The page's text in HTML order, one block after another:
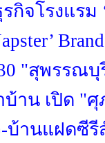
จโรงแรม
"สุพรรณบุ
าน เปิด "
านแฝดซีรี